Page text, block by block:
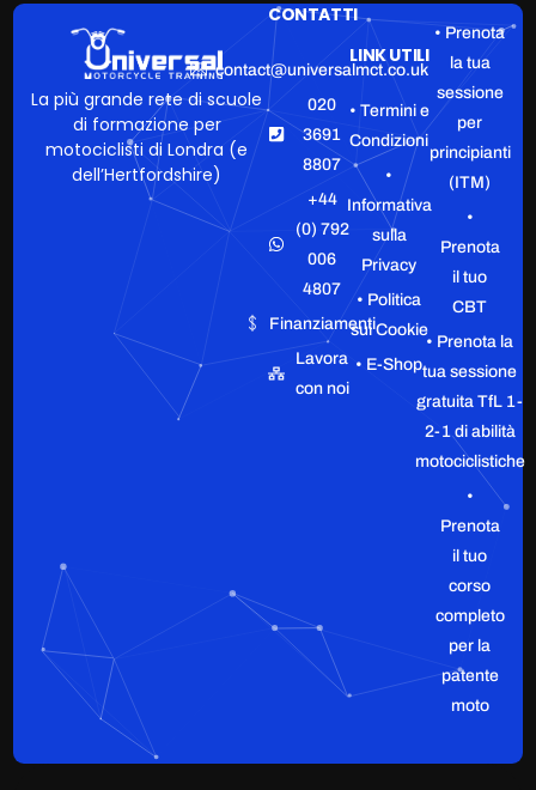
La più grande rete di scuole
di formazione per
motociclisti di Londra (e
dell’Hertfordshire)
CONTATTI
contact@universalmct.co.uk
020
3691
8807
+44
(0) 792
006
4807
Finanziamenti
Lavora
con noi
LINK UTILI
• Termini e
Condizioni
•
Informativa
sulla
Privacy
• Politica
sui Cookie
• E-Shop
• Prenota
la tua
sessione
per
principianti
(ITM)
•
Prenota
il tuo
CBT
• Prenota la
tua sessione
gratuita TfL 1-
2-1 di abilità
motociclistiche
•
Prenota
il tuo
corso
completo
per la
patente
moto